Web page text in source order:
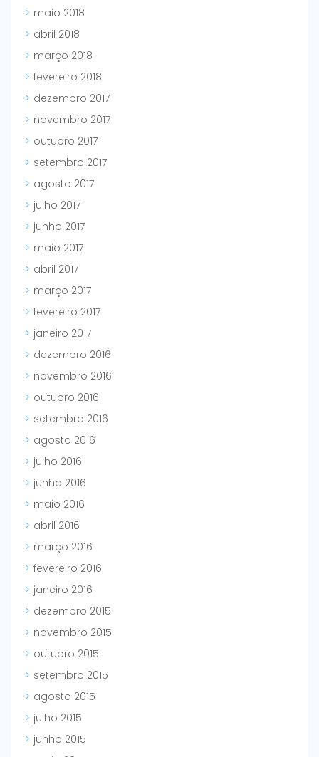
maio 2018
abril 2018
março 2018
fevereiro 2018
dezembro 2017
novembro 2017
outubro 2017
setembro 2017
agosto 2017
julho 2017
junho 2017
maio 2017
abril 2017
março 2017
fevereiro 2017
janeiro 2017
dezembro 2016
novembro 2016
outubro 2016
setembro 2016
agosto 2016
julho 2016
junho 2016
maio 2016
abril 2016
março 2016
fevereiro 2016
janeiro 2016
dezembro 2015
novembro 2015
outubro 2015
setembro 2015
agosto 2015
julho 2015
junho 2015